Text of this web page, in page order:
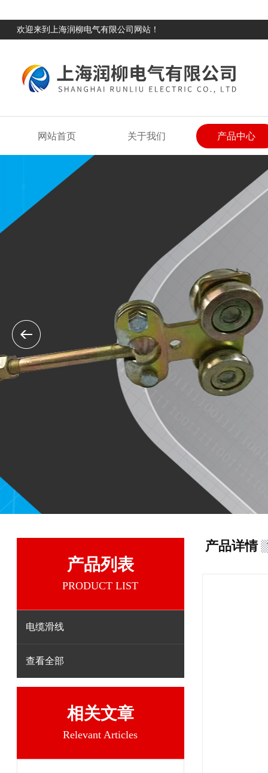
欢迎来到上海润柳电气有限公司网站！
网站首页 关于我们 产品中心
产品列表
PRODUCT LIST
电缆滑线
查看全部
相关文章
Relevant Articles
产品详情